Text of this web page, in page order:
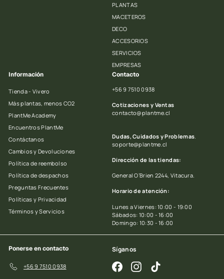
PLANTAS
MACETEROS
DECO
ACCESORIOS
SERVICIOS
EMPRESAS
Información
Tienda - Vivero
Más plantas, menos CO2
PlantMe Academy
Encuentros PlantMe
Contáctanos
Cambios y Devoluciones
Política de reembolso
Política de despachos
Preguntas Frecuentes
Políticas y Privacidad
Términos y Servicios
Contacto
+56 9 7510 0938
Cotizaciones y Ventas
contacto@plantme.cl
Dudas, Cuidados y Problemas
soporte@plantme.cl
Dirección de las tiendas:
General O’Brien 2244, Vitacura.
Horario de atención:
Lunes a Viernes: 10:00 - 19:00
Sábados: 10:00 - 16:00
Domingo: 10:30 - 16:00
Ponerse en contacto
+56 9 7510 0938
Síganos
FacebookInstagramTikTok